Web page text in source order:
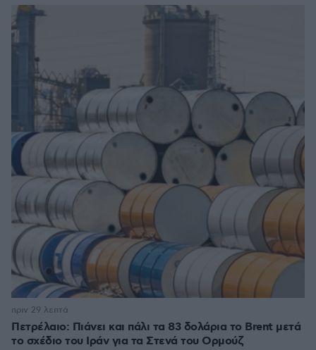
Πετρέλαιο: Πιάνει και πάλι τα 83 δολάρια το Brent μετά
το σχέδιο του Ιράν για τα Στενά του Ορμούζ
πριν 29 λεπτά